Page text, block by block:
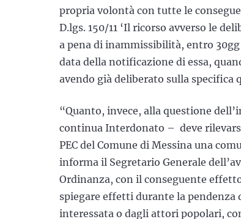
propria volontà con tutte le
D.lgs. 150/11 ‘Il ricorso avverso le
a pena di inammissibilità, entro
data della notificazione di essa,
avendo già deliberato sulla
“Quanto, invece, alla questione
continua Interdonato – deve
PEC del Comune di Messina una
informa il Segretario Generale
Ordinanza, con il conseguente
spiegare effetti durante la
interessata o dagli attori popolari,